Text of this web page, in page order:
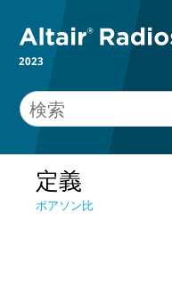
2023
定義
ポアソン比